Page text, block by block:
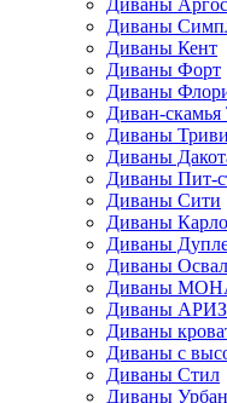
Диваны Аргос
Диваны
Диваны Кент
Диваны Форт
Диваны
Диван-скамья
Диваны
Диваны
Диваны Пит-
Диваны Сити
Диваны
Диваны
Диваны
Диваны
Диваны
Диваны
Диваны с
Диваны Стил
Диваны Урбан